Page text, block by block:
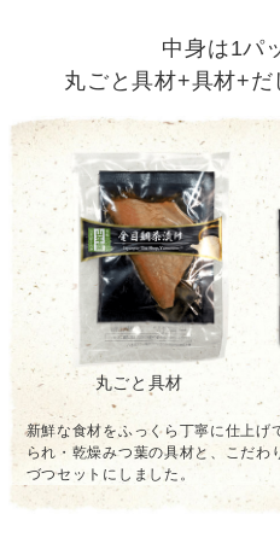
中身は1パ
丸ごと具材+具材+だ
丸ごと具材
新鮮な食材をふっくら丁寧に仕上げ
られ・乾燥みつ葉の具材と、こだ
づつセットにしました。